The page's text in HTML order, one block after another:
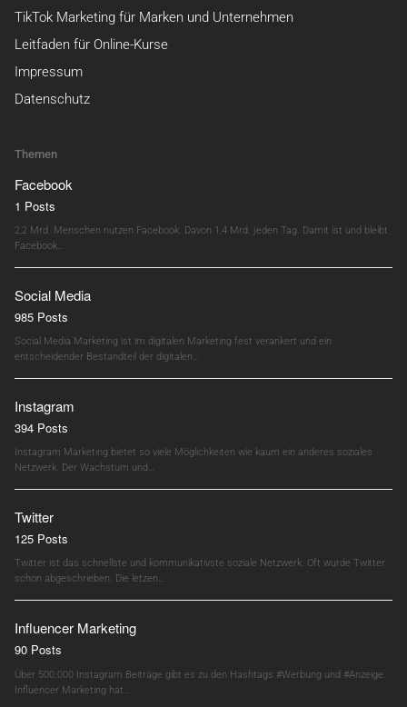
TikTok Marketing für Marken und Unternehmen
Leitfaden für Online-Kurse
Impressum
Datenschutz
Themen
Facebook
1 Posts
2,2 Mrd. Menschen nutzen Facebook. Davon 1,4 Mrd. jeden Tag. Damit ist und bleibt
Facebook…
Social Media
985 Posts
Social Media Marketing ist im digitalen Marketing fest verankert und ein
entscheidender Bestandteil der digitalen…
Instagram
394 Posts
Instagram Marketing bietet so viele Möglichkeiten wie kaum ein anderes soziales
Netzwerk. Der Wachstum und…
Twitter
125 Posts
Twitter ist das schnellste und kommunikativste soziale Netzwerk. Oft wurde Twitter
schon abgeschrieben. Die letzen…
Influencer Marketing
90 Posts
Über 500.000 Instagram Beiträge gibt es zu den Hashtags #Werbung und #Anzeige.
Influencer Marketing hat…